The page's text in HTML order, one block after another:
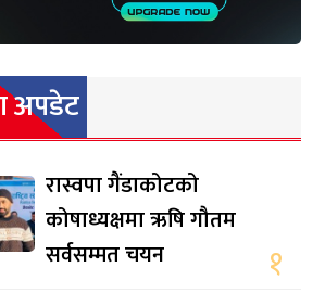
अपडेट
रास्वपा गैंडाकोटको
कोषाध्यक्षमा ऋषि गौतम
सर्वसम्मत चयन
१